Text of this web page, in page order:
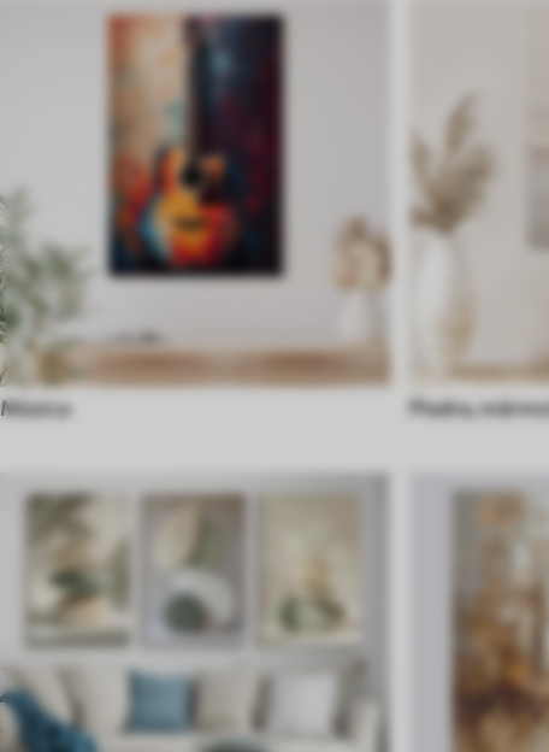
Música Piedra,